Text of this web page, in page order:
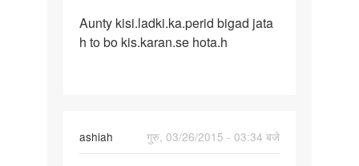
Aunty
kisi.ladki.ka.perid
Aunty kisi.ladki.ka.perid bigad jata
h to bo kis.karan.se hota.h
ashiah
गुरु, 03/26/2015 - 03:34 बजे